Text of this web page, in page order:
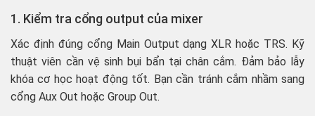
1. Kiểm tra cổng output của mixer
Xác định đúng cổng Main Output dạng XLR hoặc TRS. Kỹ
thuật viên cần vệ sinh bụi bẩn tại chân cắm. Đảm bảo lẫy
khóa cơ học hoạt động tốt. Bạn cần tránh cắm nhầm sang
cổng Aux Out hoặc Group Out.